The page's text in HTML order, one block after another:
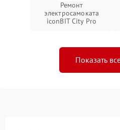
Ремонт
электросамоката
iconBIT City Pro
Показать